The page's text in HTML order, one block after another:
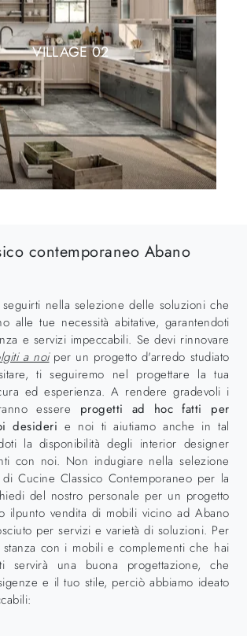
VILLAGE 02
contemporaneo Abano
nella selezione delle soluzioni che
alle tue necessità abitative, garantendoti
e servizi impeccabili. Se devi rinnovare
a noiper un progetto d'arredo studiato
ti seguiremo nel progettare la tua
ed esperienza. A rendere gradevoli i
essere progetti ad hoc fatti per
desideri e noi ti aiutiamo anche in tal
la disponibilità degli interior designer
con noi. Non indugiare nella selezione
Cucine Classico Contemporaneo per la
del nostro personale per un progetto
ilpunto vendita di mobili vicino ad Abano
per servizi e varietà di soluzioni. Per
stanza con i mobili e complementi che hai
servirà una buona progettazione, che
e il tuo stile, perciò abbiamo ideato